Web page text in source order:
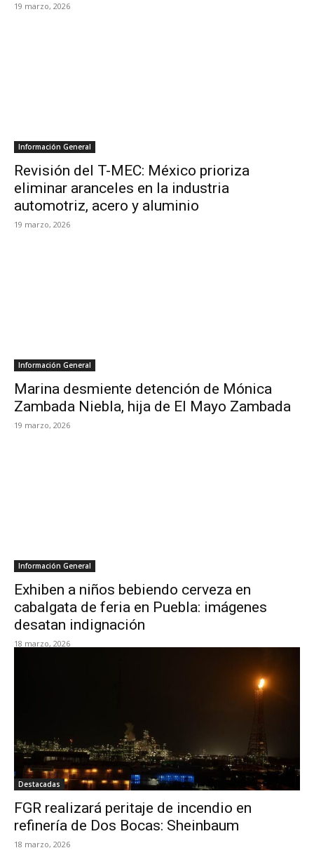
19 marzo, 2026
Información General
Revisión del T-MEC: México prioriza
eliminar aranceles en la industria
automotriz, acero y aluminio
19 marzo, 2026
Información General
Marina desmiente detención de Mónica
Zambada Niebla, hija de El Mayo Zambada
19 marzo, 2026
Información General
Exhiben a niños bebiendo cerveza en
cabalgata de feria en Puebla: imágenes
desatan indignación
18 marzo, 2026
Destacadas
FGR realizará peritaje de incendio en
refinería de Dos Bocas: Sheinbaum
18 marzo, 2026